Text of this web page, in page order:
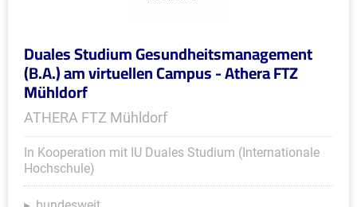
Duales Studium Gesundheitsmanagement
(B.A.) am virtuellen Campus - Athera FTZ
Mühldorf
ATHERA FTZ Mühldorf
In Kooperation mit IU Duales Studium (Internationale
Hochschule)